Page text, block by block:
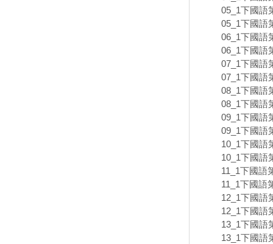
05_1下國語
05_1下國語
06_1下國語
06_1下國語
07_1下國語
07_1下國語
08_1下國語
08_1下國語
09_1下國語
09_1下國語
10_1下國語
10_1下國語
11_1下國語
11_1下國語
12_1下國語
12_1下國語
13_1下國語
13_1下國語